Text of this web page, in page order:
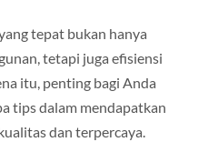
tepat bukan hanya
tetapi juga efisiensi
itu, penting bagi Anda
tips dalam mendapatkan
dan terpercaya.